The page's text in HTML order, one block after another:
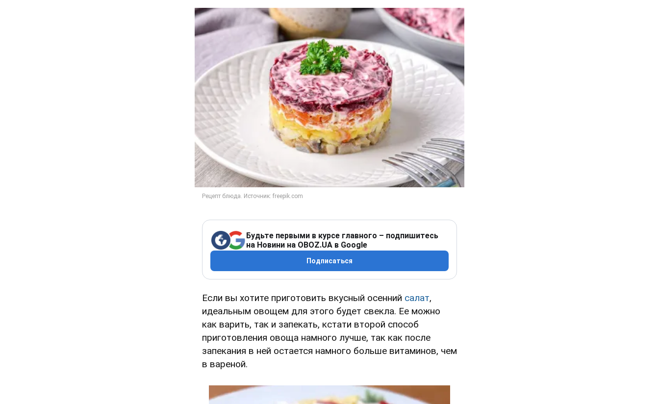
Будьте первыми в курсе главного – подпишитесь
на Новини на OBOZ.UA в Google
Подписаться
Если вы хотите приготовить вкусный осенний салат,
идеальным овощем для этого будет свекла. Ее можно
как варить, так и запекать, кстати второй способ
приготовления овоща намного лучше, так как после
запекания в ней остается намного больше витаминов, чем
в вареной.